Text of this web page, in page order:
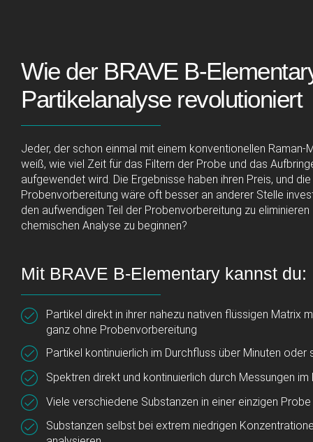
Wie der BRAVE B-
Partikelanalyse revolutioniert
Jeder, der schon einmal mit einem konventionellen
weiß, wie viel Zeit für das Filtern der Probe und das
aufgewendet wird. Die Ergebnisse haben ihren Preis, und
Probenvorbereitung wäre oft besser an anderer Stelle
den aufwendigen Teil der Probenvorbereitung zu
chemischen Analyse zu beginnen?
Mit BRAVE B-Elementary kannst du:
Partikel direkt in ihrer nahezu nativen flüssigen Matrix
ganz ohne Probenvorbereitung
Partikel kontinuierlich im Durchfluss über Minuten oder
Spektren direkt und kontinuierlich durch Messungen
Viele verschiedene Substanzen in einer einzigen
Substanzen selbst bei extrem niedrigen